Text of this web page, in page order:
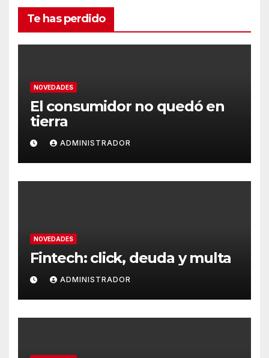
Te has perdido
NOVEDADES
El consumidor no quedó en
tierra
ADMINISTRADOR
NOVEDADES
Fintech: click, deuda y multa
ADMINISTRADOR